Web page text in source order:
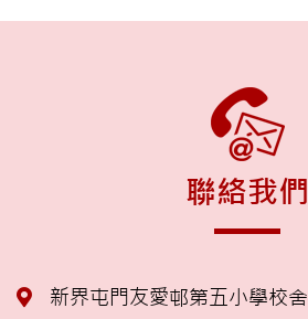
聯絡我們
新界屯門友愛邨第五小學校舍